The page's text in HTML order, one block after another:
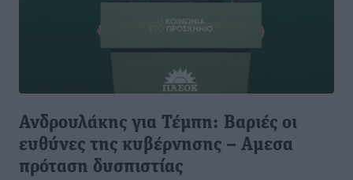
Ανδρουλάκης για Τέμπη: Βαριές οι
ευθύνες της κυβέρνησης – Αμεσα
πρόταση δυσπιστίας